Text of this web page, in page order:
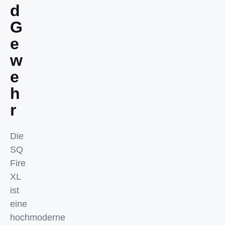
d
G
e
w
e
h
r
Die
SQ
Fire
XL
ist
eine
hochmoderne